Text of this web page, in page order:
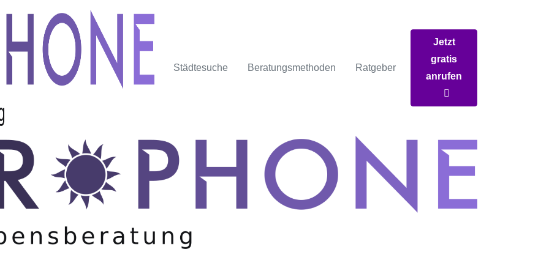
Städtesuche Beratungsmethoden Ratgeber
Jetzt
gratis
anrufen